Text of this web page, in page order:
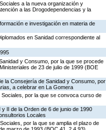
a la nueva organización y
a las Drogodependencias y la
e investigación en materia de
en Sanidad correspondiente al
y Consumo, por la que se procede
de 23 de julio de 1999 (BOE
la Consejería de Sanidad y Consumo, por
a celebrar en La Gomera
por la que se convoca curso de
II de la Orden de 6 de junio de 1990
Locales
por la que se amplia el plazo de